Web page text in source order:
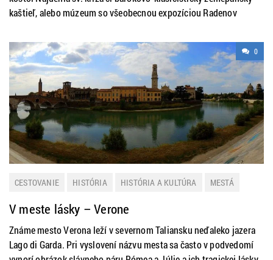
kaštieľ, alebo múzeum so všeobecnou expozíciou Radenov
0
CESTOVANIE HISTÓRIA HISTÓRIA A KULTÚRA
MESTÁ
TALIANSKO
ZAHRANIČIE
V meste lásky – Verone
Známe mesto Verona leží v severnom Taliansku neďaleko jazera
Lago di Garda. Pri vyslovení názvu mesta sa často v podvedomí